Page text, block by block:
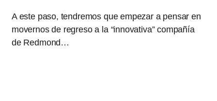
A este paso, tendremos que empezar a pensar en
movernos de regreso a la “innovativa” compañía
de Redmond…